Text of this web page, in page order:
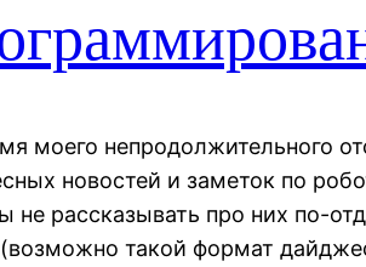
моего непродолжительного
новостей и заметок по
не рассказывать про них по-
такой формат